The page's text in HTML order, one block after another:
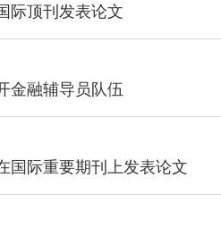
际顶刊发表论文
金融辅导员队伍
国际重要期刊上发表论文